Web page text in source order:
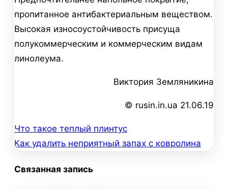
пропитанное антибактериальным веществом.
Высокая износоустойчивость присуща
полукоммерческим и коммерческим видам
линолеума.
Виктория Земляникина
© rusin.in.ua 21.06.19
Навигация
записям
Что такое теплый плинтус
Как удалить неприятный запах с ковролина
Связанная запись